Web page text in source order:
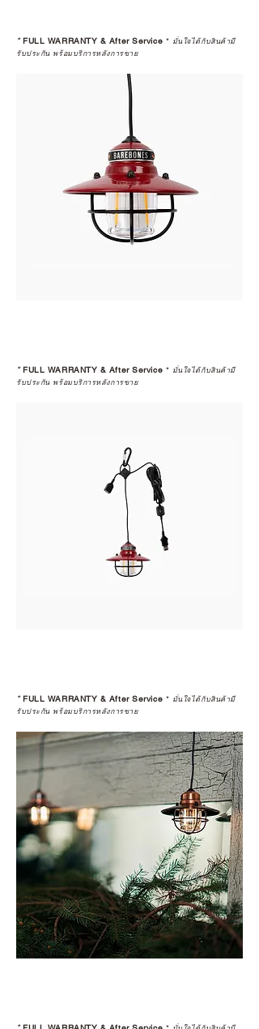
*FULL WARRANTY & After Service * มั่นใจได้กับสินค้ามี
รับประกัน พร้อมบริการหลังการขาย
*FULL WARRANTY & After Service * มั่นใจได้กับสินค้ามี
รับประกัน พร้อมบริการหลังการขาย
*FULL WARRANTY & After Service * มั่นใจได้กับสินค้ามี
รับประกัน พร้อมบริการหลังการขาย